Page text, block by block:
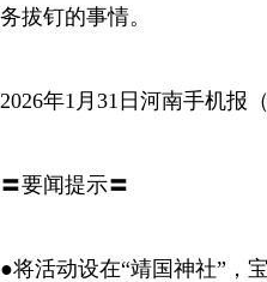
务拔钉的事情。
2026年1月31日河南手机报
〓要闻提示〓
●将活动设在“靖国神社”，